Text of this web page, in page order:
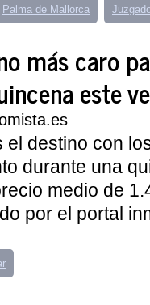
Palma de Mallorca
más caro
este
el destino con
durante una
medio de
por el portal